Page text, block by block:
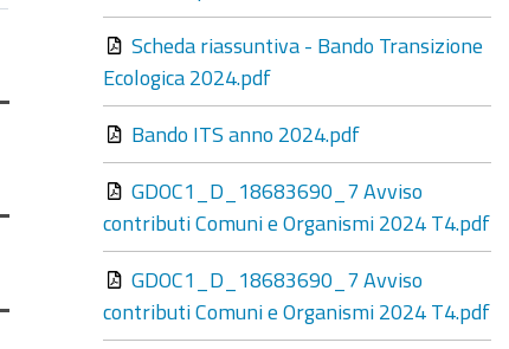
Scheda riassuntiva - Bando Transizione
Ecologica 2024.pdf
Bando ITS anno 2024.pdf
GDOC1_D_18683690_7 Avviso
contributi Comuni e Organismi 2024 T4.pdf
GDOC1_D_18683690_7 Avviso
contributi Comuni e Organismi 2024 T4.pdf